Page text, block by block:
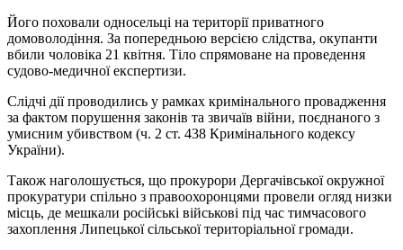
Його поховали односельці на території приватного
домоволодіння. За попередньою версією слідства, окупанти
вбили чоловіка 21 квітня. Тіло спрямоване на проведення
судово-медичної експертизи.
Слідчі дії проводились у рамках кримінального провадження
за фактом порушення законів та звичаїв війни, поєднаного з
умисним убивством (ч. 2 ст. 438 Кримінального кодексу
України).
Також наголошується, що прокурори Дергачівської окружної
прокуратури спільно з правоохоронцями провели огляд низки
місць, де мешкали російські військові під час тимчасового
захоплення Липецької сільської територіальної громади.